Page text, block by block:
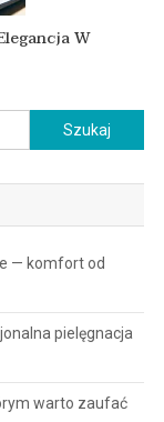
W
Szukaj:
— komfort od
pielęgnacja
warto zaufać